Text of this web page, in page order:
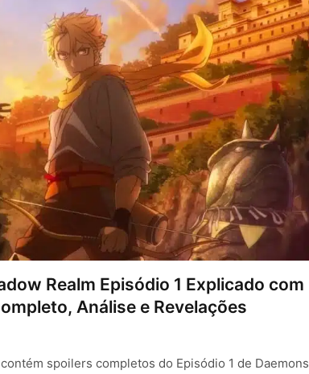
Realm Episódio 1 Explicado com
Análise e Revelações
spoilers completos do Episódio 1 de Daemons